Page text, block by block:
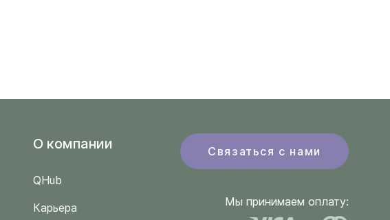
O компании
QHub
Карьера
Связаться с нами
Мы принимаем оплату: